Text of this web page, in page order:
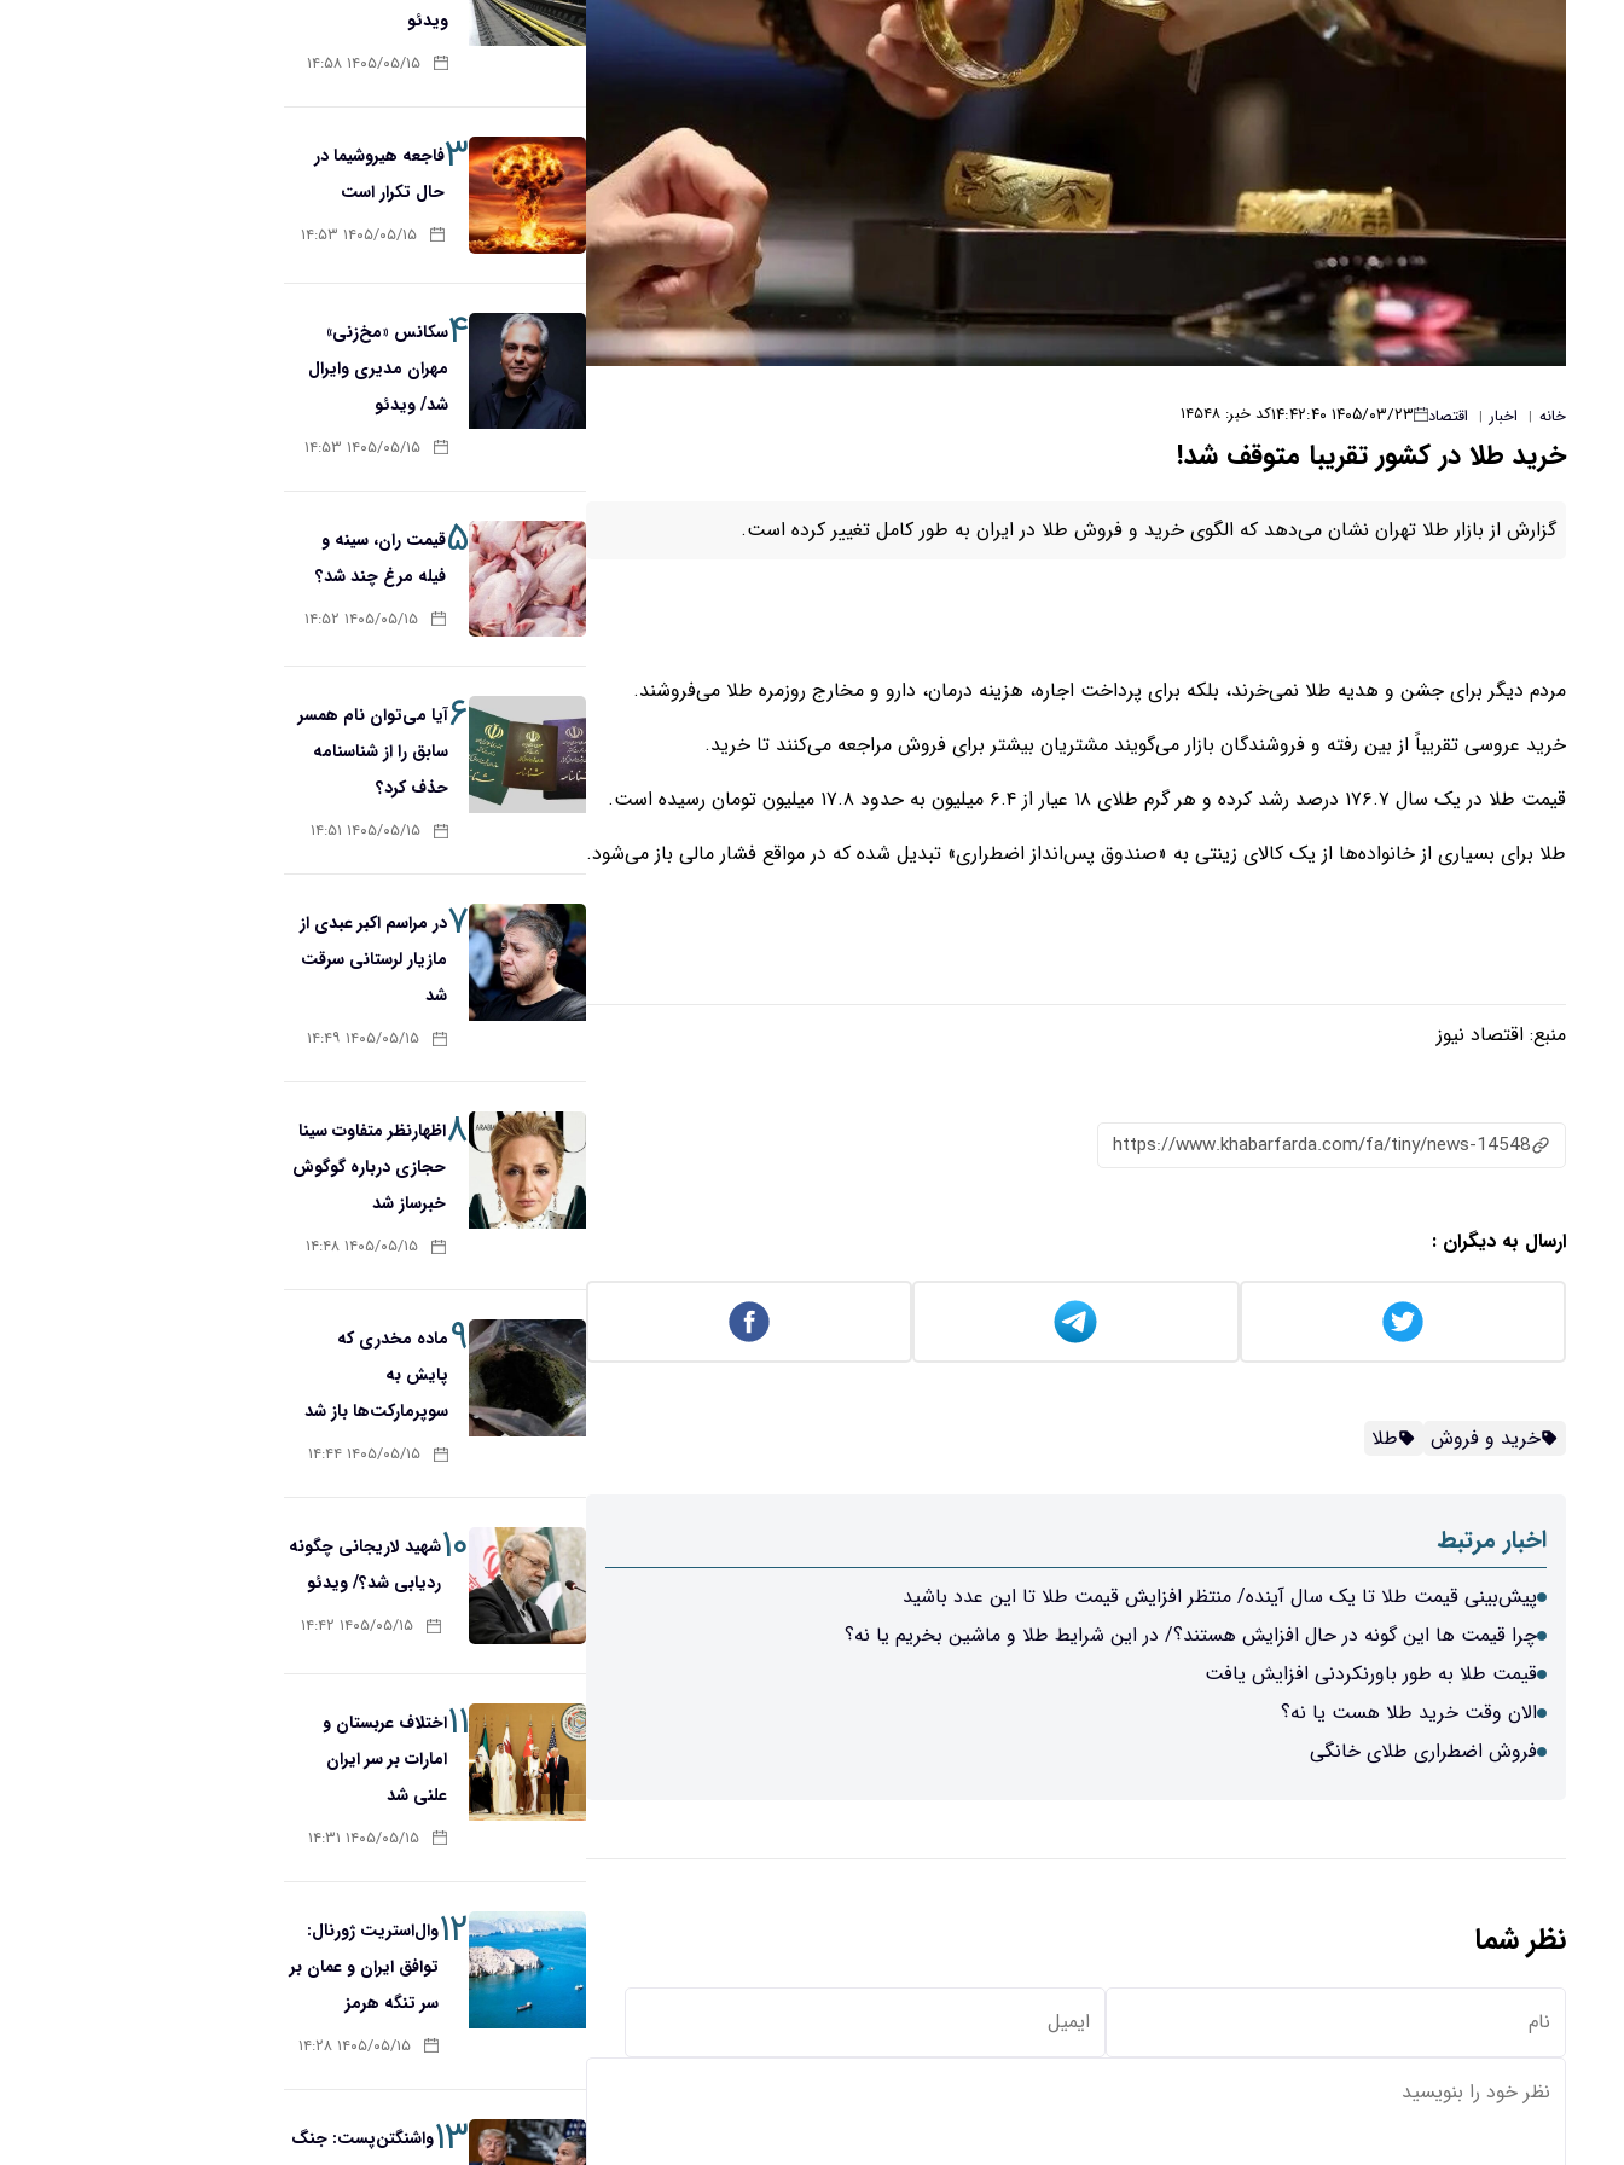
خانه | اخبار | اقتصاد ۱۴۰۵/۰۳/۲۳ ۱۴:۴۲:۴۰ کد خبر: ۱۴۵۴۸
خرید طلا در کشور تقریبا متوقف شد!
گزارش از بازار طلا تهران نشان می‌دهد که الگوی خرید و فروش طلا در ایران به طور کامل تغییر کرده است.
مردم دیگر برای جشن و هدیه طلا نمی‌خرند، بلکه برای پرداخت اجاره، هزینه درمان، دارو و مخارج روزمره طلا می‌فروشند.
خرید عروسی تقریباً از بین رفته و فروشندگان بازار می‌گویند مشتریان بیشتر برای فروش مراجعه می‌کنند تا خرید.
قیمت طلا در یک سال ۱۷۶.۷ درصد رشد کرده و هر گرم طلای ۱۸ عیار از ۶.۴ میلیون به حدود ۱۷.۸ میلیون تومان رسیده است.
طلا برای بسیاری از خانواده‌ها از یک کالای زینتی به «صندوق پس‌انداز اضطراری» تبدیل شده که در مواقع فشار مالی باز می‌شود.
منبع: اقتصاد نیوز
https://www.khabarfarda.com/fa/tiny/news-14548
ارسال به دیگران :
خرید و فروش طلا
اخبار مرتبط
پیش‌بینی قیمت طلا تا یک سال آینده/ منتظر افزایش قیمت طلا تا این عدد باشید
چرا قیمت ها این گونه در حال افزایش هستند؟/ در این شرایط طلا و ماشین بخریم یا نه؟
قیمت طلا به طور باورنکردنی افزایش یافت
الان وقت خرید طلا هست یا نه؟
فروش اضطراری طلای خانگی
نظر شما
ویدئو
۱۴۰۵/۰۵/۱۵ ۱۴:۵۸
۳فاجعه هیروشیما در
حال تکرار است
۱۴۰۵/۰۵/۱۵ ۱۴:۵۳
۴سکانس «مخ‌زنی»
مهران مدیری وایرال
شد/ ویدئو
۱۴۰۵/۰۵/۱۵ ۱۴:۵۳
۵قیمت ران، سینه و
فیله مرغ چند شد؟
۱۴۰۵/۰۵/۱۵ ۱۴:۵۲
۶آیا می‌توان نام همسر
سابق را از شناسنامه
حذف کرد؟
۱۴۰۵/۰۵/۱۵ ۱۴:۵۱
۷در مراسم اکبر عبدی از
مازیار لرستانی سرقت
شد
۱۴۰۵/۰۵/۱۵ ۱۴:۴۹
۸اظهارنظر متفاوت سینا
حجازی درباره گوگوش
خبرساز شد
۱۴۰۵/۰۵/۱۵ ۱۴:۴۸
۹ماده مخدری که
پایش به
سوپرمارکت‌ها باز شد
۱۴۰۵/۰۵/۱۵ ۱۴:۴۴
۱۰شهید لاریجانی چگونه
ردیابی شد؟/ ویدئو
۱۴۰۵/۰۵/۱۵ ۱۴:۴۲
۱۱اختلاف عربستان و
امارات بر سر ایران
علنی شد
۱۴۰۵/۰۵/۱۵ ۱۴:۳۱
۱۲وال‌استریت ژورنال:
توافق ایران و عمان بر
سر تنگه هرمز
۱۴۰۵/۰۵/۱۵ ۱۴:۲۸
۱۳واشنگتن‌پست: جنگ